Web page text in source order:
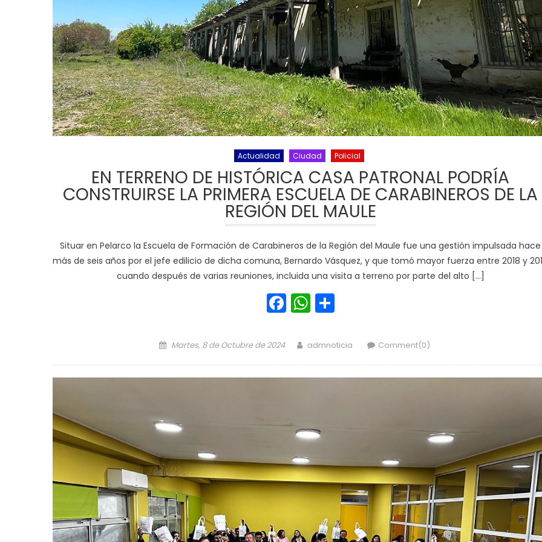
Actualidad Ciudad Policial
EN TERRENO DE HISTÓRICA CASA PATRONAL PODRÍA
CONSTRUIRSE LA PRIMERA ESCUELA DE CARABINEROS DE LA
REGIÓN DEL MAULE
Situar en Pelarco la Escuela de Formación de Carabineros de la Región del Maule fue una gestión impulsada hace
más de seis años por el jefe edilicio de dicha comuna, Bernardo Vásquez, y que tomó mayor fuerza entre 2018 y
cuando después de varias reuniones, incluida una visita a terreno por parte del alto […]
Facebook
WhatsApp
Share
Posted on
Martes, 8 de Octubre de 2024 Author
admnoticia Comment(0)